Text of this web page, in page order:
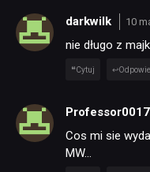
darkwilk 10
nie długo z
Cytuj
Cos mi sie
MW…